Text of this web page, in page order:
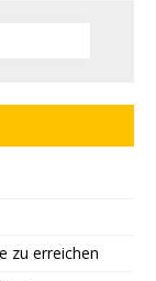
zu erreichen